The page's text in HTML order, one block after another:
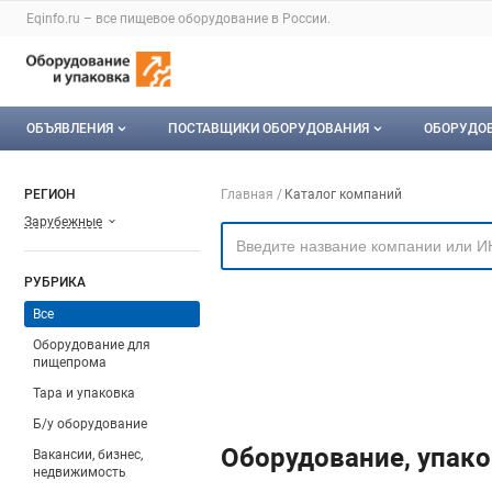
Раздел навигации по сайту eqinfo.ru
Eqinfo.ru – все пищевое оборудование в России.
Авторизация и меню пользователя
Навигация по разделам сайта eqinfo.ru
ОБЪЯВЛЕНИЯ
Мои объявления
ПОСТАВЩИКИ ОБОРУДОВАНИЯ
Каталог компаний
Моя компания
Мое
РЕГИОН
Зарубежные
РУБРИКА
Все
Оборудование для
пищепрома
Тара и упаковка
Б/у оборудование
Вакансии, бизнес,
недвижимость
Навигация по
Главная Каталог компаний
Оборудование,